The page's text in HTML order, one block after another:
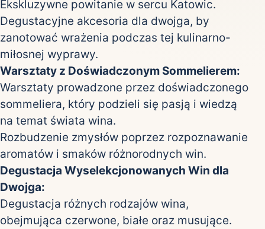
Ekskluzywne powitanie w sercu Katowic.
Degustacyjne akcesoria dla dwojga, by
zanotować wrażenia podczas tej kulinarno-
miłosnej wyprawy.
Warsztaty z Doświadczonym Sommelierem:
Warsztaty prowadzone przez doświadczonego
sommeliera, który podzieli się pasją i wiedzą
na temat świata wina.
Rozbudzenie zmysłów poprzez rozpoznawanie
aromatów i smaków różnorodnych win.
Degustacja Wyselekcjonowanych Win dla
Dwojga:
Degustacja różnych rodzajów wina,
obejmująca czerwone, białe oraz musujące.